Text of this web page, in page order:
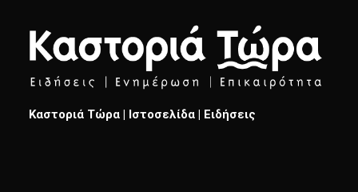
Καστοριά Τώρα | Ιστοσελίδα | Ειδήσεις